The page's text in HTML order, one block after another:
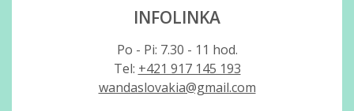
INFOLINKA
Po - Pi: 7.30 - 11 hod.
Tel: +421 917 145 193
wandaslovakia@gmail.com